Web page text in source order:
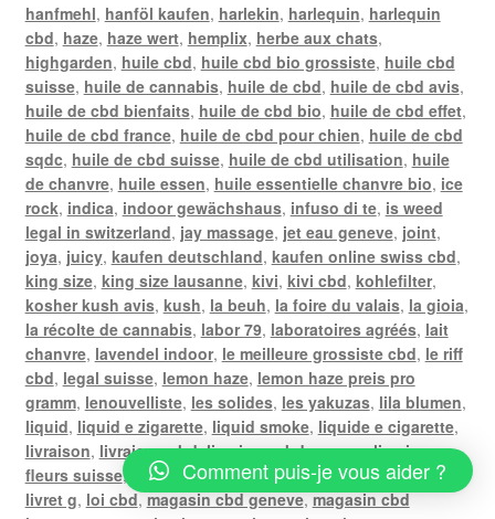
hanfmehl, hanföl kaufen, harlekin, harlequin, harlequin
cbd, haze, haze wert, hemplix, herbe aux chats,
highgarden, huile cbd, huile cbd bio grossiste, huile cbd
suisse, huile de cannabis, huile de cbd, huile de cbd avis,
huile de cbd bienfaits, huile de cbd bio, huile de cbd effet,
huile de cbd france, huile de cbd pour chien, huile de cbd
sqdc, huile de cbd suisse, huile de cbd utilisation, huile
de chanvre, huile essen, huile essentielle chanvre bio, ice
rock, indica, indoor gewächshaus, infuso di te, is weed
legal in switzerland, jay massage, jet eau geneve, joint,
joya, juicy, kaufen deutschland, kaufen online swiss cbd,
king size, king size lausanne, kivi, kivi cbd, kohlefilter,
kosher kush avis, kush, la beuh, la foire du valais, la gioia,
la récolte de cannabis, labor 79, laboratoires agréés, lait
chanvre, lavendel indoor, le meilleure grossiste cbd, le riff
cbd, legal suisse, lemon haze, lemon haze preis pro
gramm, lenouvelliste, les solides, les yakuzas, lila blumen,
liquid, liquid e zigarette, liquid smoke, liquide e cigarette,
livraison, livraison cbd,livraison cbd geneve,livraison
fleurs suisse, livraison gratuite poste,livraison weed,
livret g, loi cbd,magasin cbd geneve,magasin cbd
Comment puis-je vous aider ?